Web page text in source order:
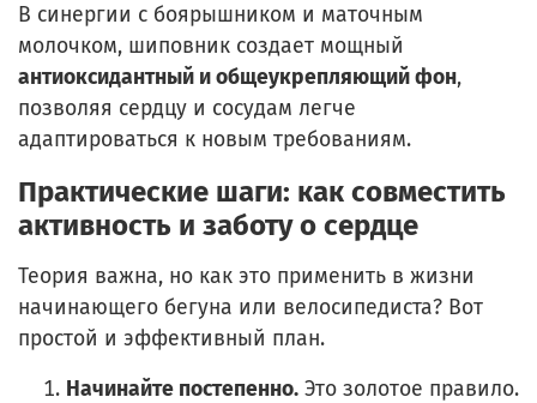
В синергии с боярышником и маточным
молочком, шиповник создает мощный
антиоксидантный и общеукрепляющий фон,
позволяя сердцу и сосудам легче
адаптироваться к новым требованиям.
Практические шаги: как совместить
активность и заботу о сердце
Теория важна, но как это применить в жизни
начинающего бегуна или велосипедиста? Вот
простой и эффективный план.
Начинайте постепенно. Это золотое правило.